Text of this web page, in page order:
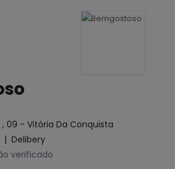
09 - Vitória Da Conquista
| Delibery
verificado